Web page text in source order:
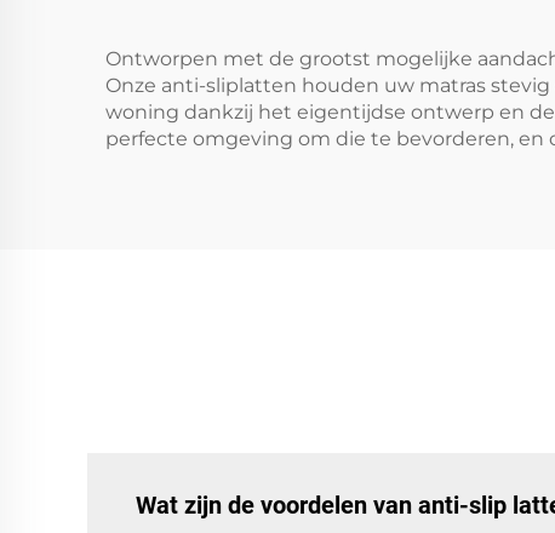
Ontworpen met de grootst mogelijke
Onze anti-sliplatten houden uw matras
woning dankzij het eigentijdse ontwerp en
perfecte omgeving om die te bevorderen, en
Wat zijn de voordelen van anti-slip